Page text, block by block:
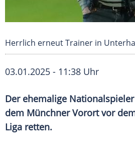
Herrlich erneut Trainer in
03.01.2025 - 11:38 Uhr
Der ehemalige
dem Münchner Vorort vor
Liga retten.